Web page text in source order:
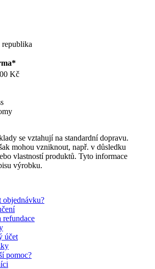
republika
Kč
se vztahují na standardní dopravu.
mohou vzniknout, např. v důsledku
vlastností produktů. Tyto informace
výrobku.
objednávku?
refundace
účet
pomoc?